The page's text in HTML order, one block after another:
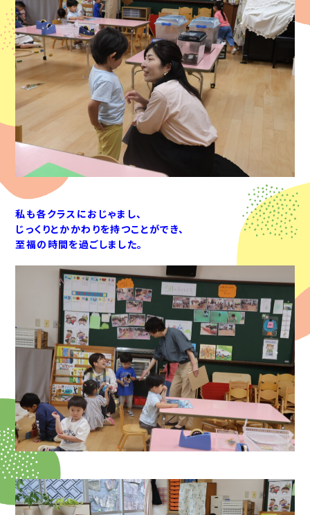
私も各クラスにおじゃまし、
じっくりとかかわりを持つことができ、
至福の時間を過ごしました。